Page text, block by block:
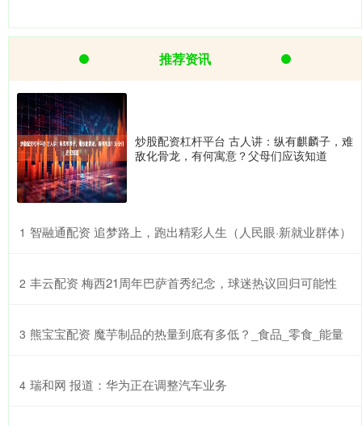
推荐资讯
炒股配资杠杆平台 古人讲：纵有麒麟子，难
敌化骨龙，有何寓意？父母们应该知道
1 ​智融通配资 追梦路上，跑出精彩人生（人民眼·新就业群体）
2 ​丰云配资 梅西21周年巴萨首秀纪念，球迷热议回归可能性
3 ​熊宝宝配资 魔芋制品的热量到底有多低？_食品_零食_能量
4 ​瑞和网 报道：华为正在调整汽车业务